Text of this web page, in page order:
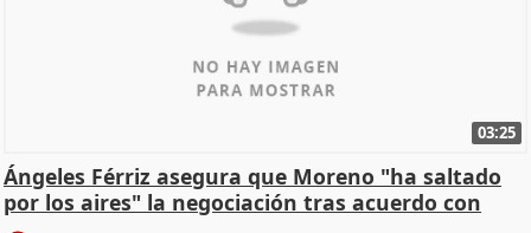
03:25
Ángeles Férriz asegura que Moreno "ha saltado
por los aires" la negociación tras acuerdo con